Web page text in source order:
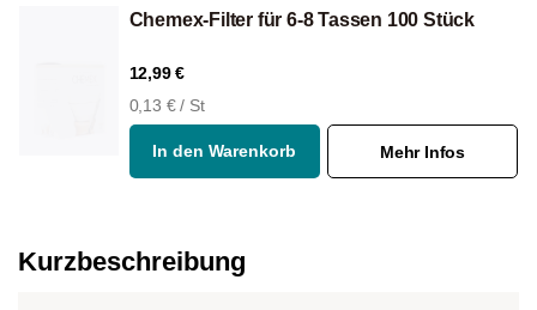
Chemex-Filter für 6-8 Tassen 100 Stück
12,99 €
0,13 € / St
In den Warenkorb Mehr Infos
Kurzbeschreibung